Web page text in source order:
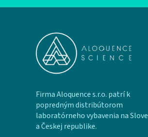
Firma Aloquence s.r.o. patrí k
popredným distribútorom
laboratórneho vybavenia na
a Českej republike.